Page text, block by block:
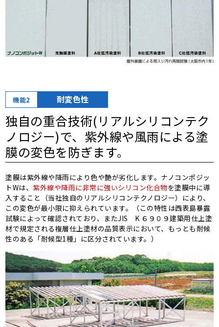
機能2 耐変色性
独自の重合技術(リアルシリコンテク
ノロジー)で、 紫外線や風雨による塗
膜の変色を防ぎます。
塗膜は紫外線や降雨により色や艶が劣化します。ナノコンポジッ
トWは、 紫外線や降雨に非常に強いシリコン化合物を塗膜中に導
入すること（当社独自のリアルシリコンテクノロジー）により、
この変色が最小限に抑えられています。（この特性は西表島暴露
試験によって確認されており、またJIS K ６９０９建築用仕上塗
材で規定される複層仕上塗材の品質表示において、もっとも耐候
性のある「耐候型1種」に区分されています。）